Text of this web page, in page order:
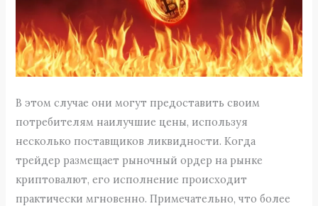
В этом случае они могут предоставить своим
потребителям наилучшие цены, используя
несколько поставщиков ликвидности. Когда
трейдер размещает рыночный ордер на рынке
криптовалют, его исполнение происходит
практически мгновенно. Примечательно, что более